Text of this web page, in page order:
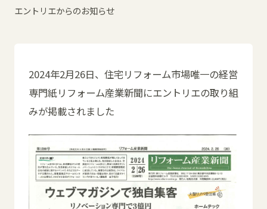
エントリエからのお知らせ
2024年2月26日、住宅リフォーム市場唯一の経営
専門紙リフォーム産業新聞にエントリエの取り組
みが掲載されました